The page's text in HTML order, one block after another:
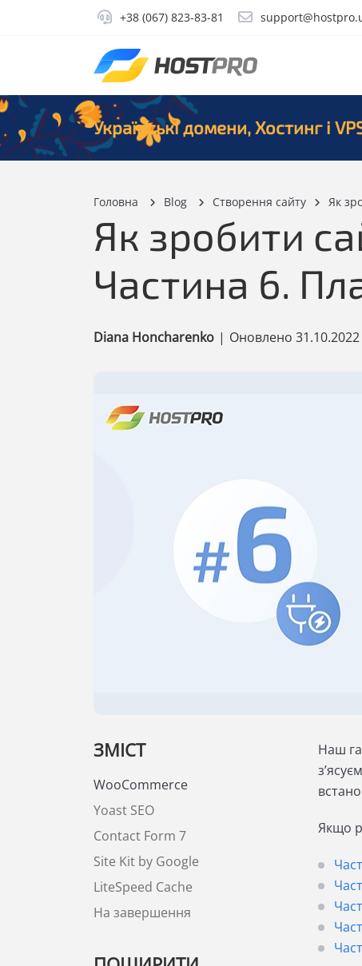
+38 (067) 823-83-81
Українські домени, Хостинг і
Головна Blog Створення сайту Як
Як зробити
Частина 6.
Diana Honcharenko | Оновлено 31.10.2022
ЗМІСТ
WooСommerce
Yoast SEO
Сontact Form 7
Site Kit by Google
LiteSpeed Cache
На завершення
Наш
Якщо